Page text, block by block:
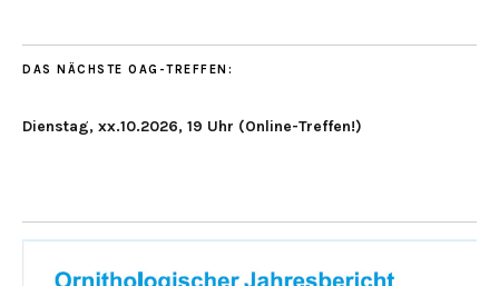
DAS NÄCHSTE OAG-TREFFEN:
Dienstag, xx.10.2026, 19 Uhr (Online-Treffen!)